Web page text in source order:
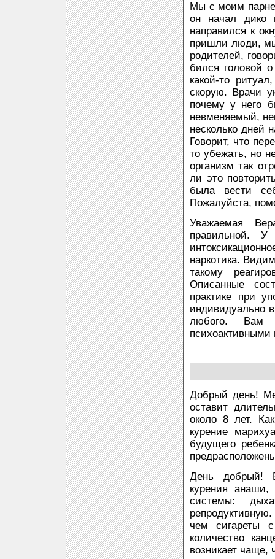
Мы с моим
он начал дико
направился к
пришли люди, мы
родителей,
бился головой
какой-то
скорую. Врачи
почему у него
невменяемый,
несколько дней
Говорит, что
то убежать, но
организм так
ли это
была вести
Пожалуйста,
Уважаемая
правильной. У
наркотика.
такому
Описанные
практике при
индивидуально
любого. Вам
Добрый день!
оставит
около 8 лет.
курение
будущего
День добрый!
курения
системы:
чем сигареты
количество
возникает чаще,